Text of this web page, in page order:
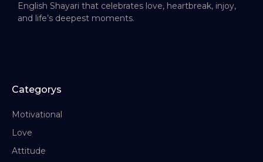
English Shayari that celebrates love, heartbreak, injoy,
and life’s deepest moments.
Categorys
Motivational
Love
Attitude